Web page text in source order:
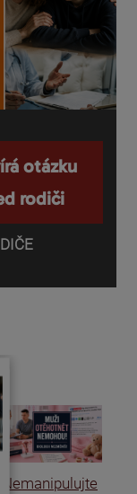
otázku
rodiči
Nemanipulujte